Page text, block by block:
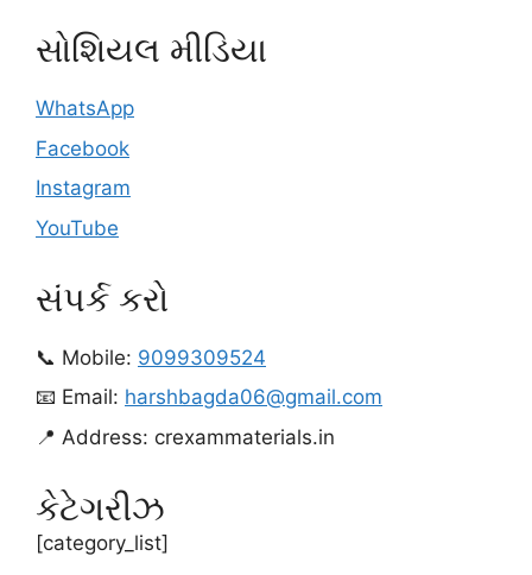
સોશિયલ મીડિયા
WhatsApp
Facebook
Instagram
YouTube
સંપર્ક કરો
📞 Mobile: 9099309524
📧 Email: harshbagda06@gmail.com
📍 Address: crexammaterials.in
કેટેગરીઝ
[category_list]